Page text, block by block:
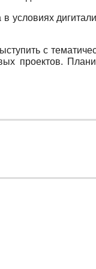
в условиях
с
проектов.